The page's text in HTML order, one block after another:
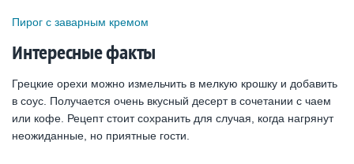
Пирог с заварным кремом
Интересные факты
Грецкие орехи можно измельчить в мелкую крошку и добавить
в соус. Получается очень вкусный десерт в сочетании с чаем
или кофе. Рецепт стоит сохранить для случая, когда нагрянут
неожиданные, но приятные гости.